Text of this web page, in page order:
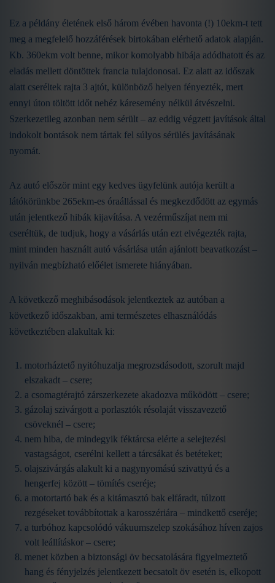
Ez a példány életének első három évében havonta (!) 10ekm-t tett
meg a megfelelő hozzáférések birtokában elérhető adatok alapján.
Kb. 360ekm volt benne, mikor komolyabb hibája adódhatott és az
eladás mellett döntöttek francia tulajdonosai. Ez alatt az időszak
alatt cseréltek rajta 3 ajtót, különböző helyen fényezték, mert
ennyi úton töltött időt nehéz káresemény nélkül átvészelni.
Szerkezetileg azonban nem sérült – az eddig végzett javítások által
indokolt bontások nem tártak fel súlyos sérülés javításának
nyomát.
Az autó először mint egy kedves ügyfelünk autója került a
látókörünkbe 265ekm-es óraállással és megkezdődött az egymás
után jelentkező hibák kijavítása. A vezérműszíjat nem mi
cseréltük, de tudjuk, hogy a vásárlás után ezt elvégezték rajta,
mint minden használt autó vásárlása után ajánlott beavatkozást –
nyilván megbízható előélet ismerete hiányában.
A következő meghibásodások jelentkeztek az autóban a
következő időszakban, ami természetes elhasználódás
következtében alakultak ki:
motorháztető nyitóhuzalja megrozsdásodott, szorult majd
elszakadt – csere;
a csomagtérajtó zárszerkezete akadozva működött – csere;
gázolaj szivárgott a porlasztók résolaját visszavezető
csöveknél – csere;
nem hiba, de mindegyik féktárcsa elérte a selejtezési
vastagságot, cserélni kellett a tárcsákat és betéteket;
olajszivárgás alakult ki a nagynyomású szivattyú és a
hengerfej között – tömítés cseréje;
a motortartó bak és a kitámasztó bak elfáradt, túlzott
rezgéseket továbbítottak a karosszériára – mindkettő cseréje;
a turbóhoz kapcsolódó vákuumszelep szokásához híven zajos
volt leállításkor – csere;
menet közben a biztonsági öv becsatolására figyelmeztető
hang és fényjelzés jelentkezett becsatolt öv esetén is, elkopott